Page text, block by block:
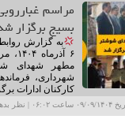
مراسم
بسیج برگزار
به گزارش
۶
مطهر شهدای
شهرداری،
کارکنان ادارات
| نظر